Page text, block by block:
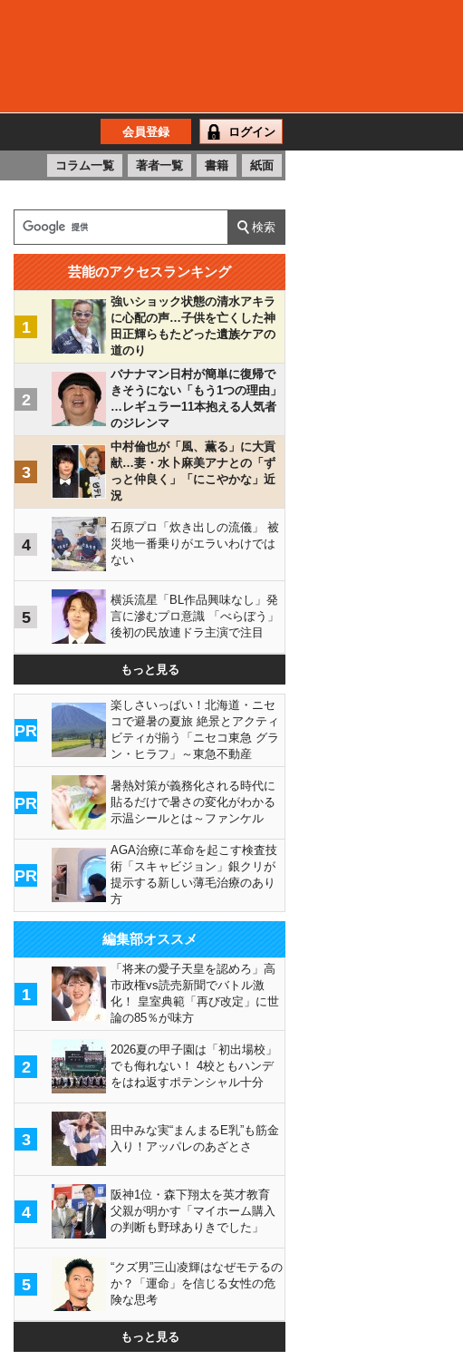
会員登録 ログイン
コラム一覧 著者一覧 書籍 紙面
芸能のアクセスランキング
1
強いショック状態の清水アキラ
に心配の声…子供を亡くした神
田正輝らもたどった遺族ケアの
道のり
2
バナナマン日村が簡単に復帰で
きそうにない「もう1つの理由」
…レギュラー11本抱える人気者
のジレンマ
3
中村倫也が「風、薫る」に大貢
献…妻・水卜麻美アナとの「ず
っと仲良く」「にこやかな」近
況
4
石原プロ「炊き出しの流儀」 被
災地一番乗りがエラいわけでは
ない
5
横浜流星「BL作品興味なし」発
言に滲むプロ意識 「べらぼう」
後初の民放連ドラ主演で注目
もっと見る
PR
楽しさいっぱい！北海道・ニセ
コで避暑の夏旅 絶景とアクティ
ビティが揃う「ニセコ東急 グラ
ン・ヒラフ」～東急不動産
PR
暑熱対策が義務化される時代に
貼るだけで暑さの変化がわかる
示温シールとは～ファンケル
PR
AGA治療に革命を起こす検査技
術「スキャビジョン」銀クリが
提示する新しい薄毛治療のあり
方
編集部オススメ
1
「将来の愛子天皇を認めろ」高
市政権vs読売新聞でバトル激
化！ 皇室典範「再び改定」に世
論の85％が味方
2
2026夏の甲子園は「初出場校」
でも侮れない！ 4校ともハンデ
をはね返すポテンシャル十分
3
田中みな実“まんまるE乳”も筋金
入り！アッパレのあざとさ
4
阪神1位・森下翔太を英才教育
父親が明かす「マイホーム購入
の判断も野球ありきでした」
5
“クズ男”三山凌輝はなぜモテるの
か？「運命」を信じる女性の危
険な思考
もっと見る